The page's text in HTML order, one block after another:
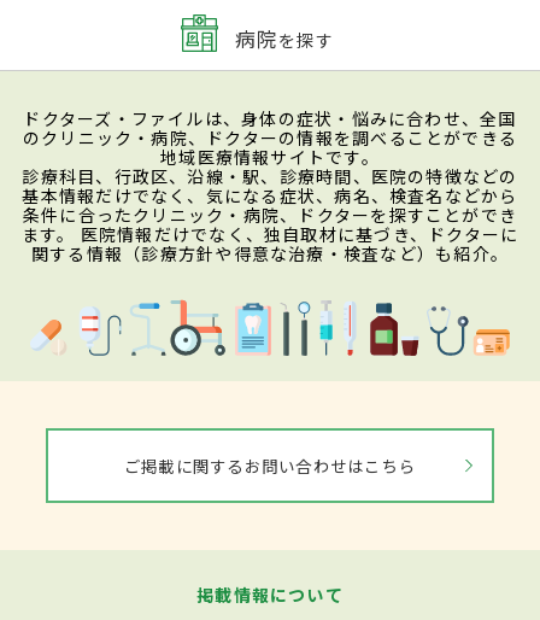
病院を探す
ドクターズ・ファイルは、身体の症状・悩みに合わせ、全国
のクリニック・病院、ドクターの情報を調べることができる
地域医療情報サイトです。
診療科目、行政区、沿線・駅、診療時間、医院の特徴などの
基本情報だけでなく、気になる症状、病名、検査名などから
条件に合ったクリニック・病院、ドクターを探すことができ
ます。 医院情報だけでなく、独自取材に基づき、ドクターに
関する情報（診療方針や得意な治療・検査など）も紹介。
ご掲載に関するお問い合わせはこちら
掲載情報について